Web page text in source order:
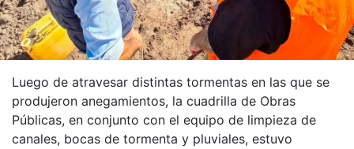
Luego de atravesar distintas tormentas en las que se
produjeron anegamientos, la cuadrilla de Obras
Públicas, en conjunto con el equipo de limpieza de
canales, bocas de tormenta y pluviales, estuvo